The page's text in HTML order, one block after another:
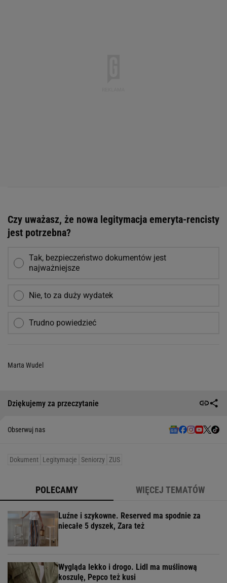
Czy uważasz, że nowa legitymacja emeryta-rencisty
jest potrzebna?
Tak, bezpieczeństwo dokumentów jest
najważniejsze
Nie, to za duży wydatek
Trudno powiedzieć
Marta Wudel
Dziękujemy za przeczytanie
Obserwuj nas
Dokument Legitymacje Seniorzy ZUS
POLECAMY WIĘCEJ TEMATÓW
Luźne i szykowne. Reserved ma spodnie za
niecałe 5 dyszek, Zara też
Wygląda lekko i drogo. Lidl ma muślinową
koszulę, Pepco też kusi